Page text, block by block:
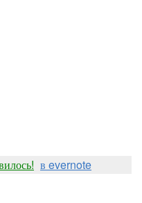
в evernote